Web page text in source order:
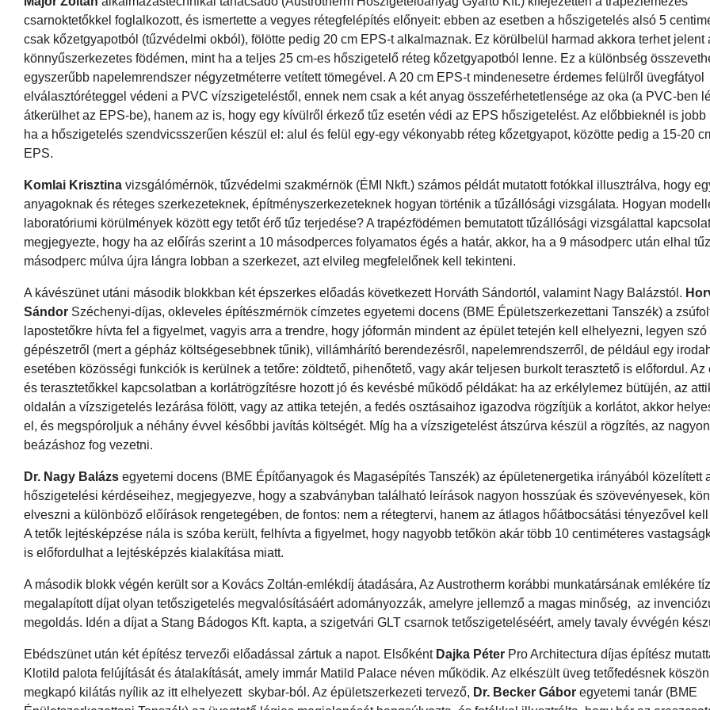
csarnoktetőkkel foglalkozott, és ismertette a vegyes rétegfelépítés előnyeit: ebben az esetben a hőszigetelés alsó 5
csak kőzetgyapotból (tűzvédelmi okból), fölötte pedig 20 cm EPS-t alkalmaznak. Ez körülbelül harmad akkora terhet jelent
könnyűszerkezetes födémen, mint ha a teljes 25 cm-es hőszigetelő réteg kőzetgyapotból lenne. Ez a különbség
egyszerűbb napelemrendszer négyzetméterre vetített tömegével. A 20 cm EPS-t mindenesetre érdemes felülről üvegfátyol
elválasztóréteggel védeni a PVC vízszigeteléstől, ennek nem csak a két anyag összeférhetetlensége az oka (a PVC-ben
átkerülhet az EPS-be), hanem az is, hogy egy kívülről érkező tűz esetén védi az EPS hőszigetelést. Az előbbieknél is jobb
ha a hőszigetelés szendvicsszerűen készül el: alul és felül egy-egy vékonyabb réteg kőzetgyapot, közötte pedig a 15-20
EPS.
Komlai Krisztina vizsgálómérnök, tűzvédelmi szakmérnök (ÉMI Nkft.) számos példát mutatott fotókkal illusztrálva, hogy
anyagoknak és réteges szerkezeteknek, építményszerkezeteknek hogyan történik a tűzállósági vizsgálata. Hogyan
laboratóriumi körülmények között egy tetőt érő tűz terjedése? A trapézfödémen bemutatott tűzállósági vizsgálattal
megjegyezte, hogy ha az előírás szerint a 10 másodperces folyamatos égés a határ, akkor, ha a 9 másodperc után elhal
másodperc múlva újra lángra lobban a szerkezet, azt elvileg megfelelőnek kell tekinteni.
A kávészünet utáni második blokkban két épszerkes előadás következett Horváth Sándortól, valamint Nagy Balázstól.
Sándor Széchenyi-díjas, okleveles építészmérnök címzetes egyetemi docens (BME Épületszerkezettani Tanszék) a
lapostetőkre hívta fel a figyelmet, vagyis arra a trendre, hogy jóformán mindent az épület tetején kell elhelyezni, legyen szó
gépészetről (mert a gépház költségesebbnek tűnik), villámhárító berendezésről, napelemrendszerről, de például egy
esetében közösségi funkciók is kerülnek a tetőre: zöldtető, pihenőtető, vagy akár teljesen burkolt terasztető is előfordul. Az
és terasztetőkkel kapcsolatban a korlátrögzítésre hozott jó és kevésbé működő példákat: ha az erkélylemez bütüjén, az
oldalán a vízszigetelés lezárása fölött, vagy az attika tetején, a fedés osztásaihoz igazodva rögzítjük a korlátot, akkor
el, és megspóroljuk a néhány évvel későbbi javítás költségét. Míg ha a vízszigetelést átszúrva készül a rögzítés, az
beázáshoz fog vezetni.
Dr. Nagy Balázs egyetemi docens (BME Építőanyagok és Magasépítés Tanszék) az épületenergetika irányából közelített
hőszigetelési kérdéseihez, megjegyezve, hogy a szabványban található leírások nagyon hosszúak és szövevényesek,
elveszni a különböző előírások rengetegében, de fontos: nem a rétegtervi, hanem az átlagos hőátbocsátási tényezővel
A tetők lejtésképzése nála is szóba került, felhívta a figyelmet, hogy nagyobb tetőkön akár több 10 centiméteres
is előfordulhat a lejtésképzés kialakítása miatt.
A második blokk végén került sor a Kovács Zoltán-emlékdíj átadására, Az Austrotherm korábbi munkatársának emlékére
megalapított díjat olyan tetőszigetelés megvalósításáért adományozzák, amelyre jellemző a magas minőség, az
megoldás. Idén a díjat a Stang Bádogos Kft. kapta, a szigetvári GLT csarnok tetőszigeteléséért, amely tavaly évvégén
Ebédszünet után két építész tervezői előadással zártuk a napot. Elsőként Dajka Péter Pro Architectura díjas építész
Klotild palota felújítását és átalakítását, amely immár Matild Palace néven működik. Az elkészült üveg tetőfedésnek
megkapó kilátás nyílik az itt elhelyezett skybar-ból. Az épületszerkezeti tervező, Dr. Becker Gábor egyetemi tanár (BME